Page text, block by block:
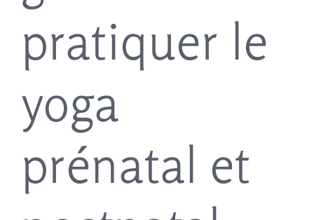
pratiquer le
yoga
prénatal et